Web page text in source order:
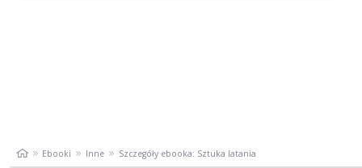
Ebooki Inne Szczegóły ebooka: Sztuka latania